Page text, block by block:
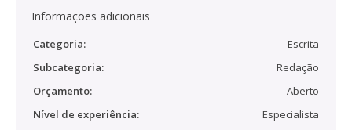
Informações adicionais
Categoria:
Escrita
Subcategoria:
Redação
Orçamento:
Aberto
Nível de experiência:
Especialista